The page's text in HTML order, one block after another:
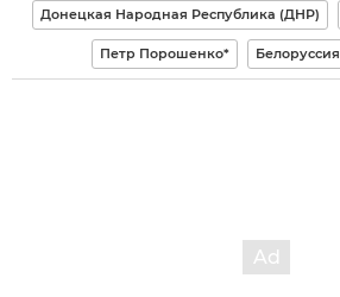
Донецкая Народная Республика (ДНР)
Петр Порошенко* Белоруссия